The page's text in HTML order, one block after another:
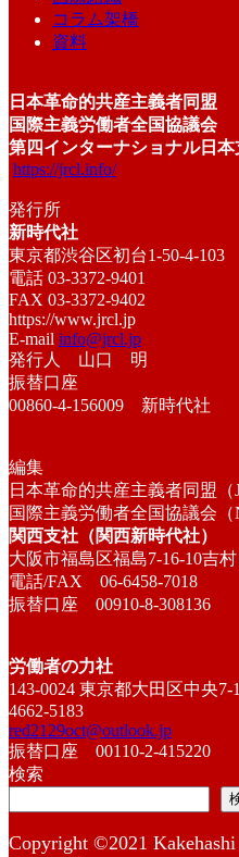
コラム架橋
資料
日本革命的共産主義者同盟
国際主義労働者全国協議会
第四インターナショナル日本
https://jrcl.info/
発行所
新時代社
東京都渋谷区初台1-50-4-103
電話 03-3372-9401
FAX 03-3372-9402
https://www.jrcl.jp
E-mail info@jrcl.jp
発行人 山口 明
振替口座
00860-4-156009 新時代社
編集
日本革命的共産主義者同盟
国際主義労働者全国協議会
関西支社（関西新時代社）
大阪市福島区福島7-16-10吉
電話/FAX 06-6458-7018
振替口座 00910-8-308136
労働者の力社
143-0024 東京都大田区中央
4662-5183
red2129oct@outlook.jp
振替口座 00110-2-415220
検索
Copyright ©2021